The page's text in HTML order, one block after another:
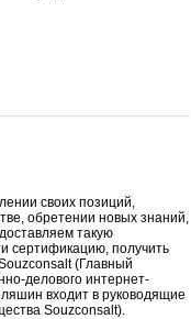
своих позиций,
обретении новых знаний,
такую
сертификацию, получить
(Главный
делового интернет-
входит в руководящие
Souzconsalt).